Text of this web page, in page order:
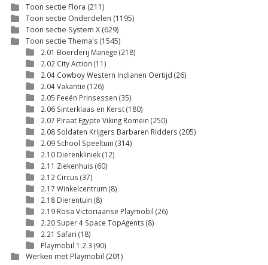
Toon sectie Flora (211)
Toon sectie Onderdelen (1195)
Toon sectie System X (629)
Toon sectie Thema's (1545)
2.01 Boerderij Manege (218)
2.02 City Action (11)
2.04 Cowboy Western Indianen Oertijd (26)
2.04 Vakantie (126)
2.05 Feeën Prinsessen (35)
2.06 Sinterklaas en Kerst(180)
2.07 Piraat Egypte Viking Romein (250)
2.08 Soldaten Krijgers Barbaren Ridders (205)
2.09 School Speeltuin (314)
2.10 Dierenkliniek(12)
2.11 Ziekenhuis (60)
2.12 Circus (37)
2.17 Winkelcentrum (8)
2.18 Dierentuin (8)
2.19 Rosa Victoriaanse Playmobil (26)
2.20 Super 4 Space TopAgents (8)
2.21 Safari (18)
Playmobil 1.2.3 (90)
Werken met Playmobil (201)